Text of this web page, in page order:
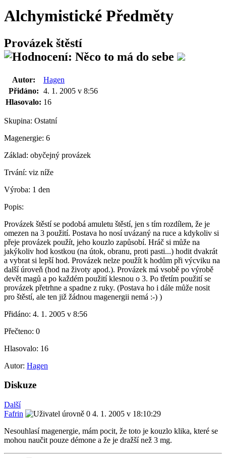
Alchymistické Předměty
Provázek štěstí
Autor:
Hagen
Přidáno: 4. 1. 2005 v 8:56
Hlasovalo: 16
Skupina: Ostatní
Magenergie: 6
Základ: obyčejný provázek
Trvání: viz níže
Výroba: 1 den
Popis:
Provázek štěstí se podobá amuletu štěstí, jen s tím rozdílem, že je
omezen na 3 použití. Postava ho nosí uvázaný na ruce a kdykoliv si
přeje provázek použít, jeho kouzlo zapůsobí. Hráč si může na
jakýkoliv hod kostkou (na útok, obranu, proti pasti...) hodit dvakrát
a vybrat si lepší hod. Provázek nelze použít k hodům při výcviku na
další úroveň (hod na životy apod.). Provázek má vsobě po výrobě
devět magů a po každém použití klesnou o 3. Po třetím použití se
provázek přetrhne a spadne z ruky. (Postava ho i dále může nosit
pro štěstí, ale ten již žádnou magenergii nemá :-) )
Přidáno: 4. 1. 2005 v 8:56
Přečteno: 0
Hlasovalo: 16
Autor: Hagen
Diskuze
Další
Fafrin
4. 1. 2005 v 18:10:29
Nesouhlasí magenergie, mám pocit, že toto je kouzlo klika, které se
mohou naučit pouze démone a že je dražší než 3 mg.